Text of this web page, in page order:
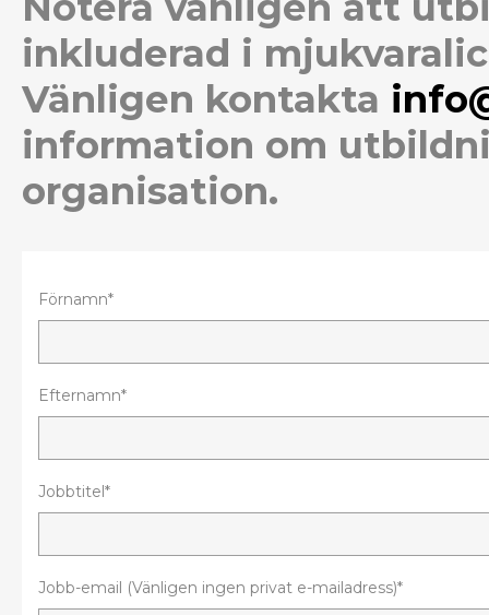
inkluderad i
Vänligen kontakta
information om
organisation.
Förnamn*
Efternamn*
Jobbtitel*
Jobb-email (Vänligen ingen privat e-mailadress)*